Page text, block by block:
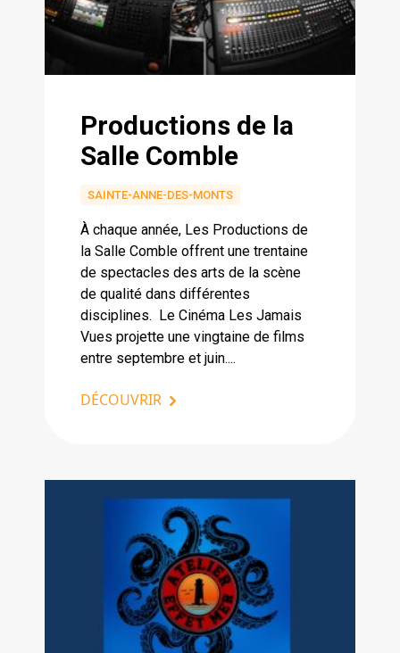
Productions de la
Salle Comble
SAINTE-ANNE-DES-MONTS
À chaque année, Les Productions de
la Salle Comble offrent une trentaine
de spectacles des arts de la scène
de qualité dans différentes
disciplines. Le Cinéma Les Jamais
Vues projette une vingtaine de films
entre septembre et juin....
DÉCOUVRIR